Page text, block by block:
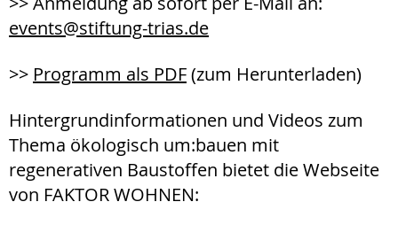
events@stiftung-trias.de
>> Programm als PDF(zum Herunterladen)
Hintergrundinformationen und Videos zum
Thema ökologisch um:bauen mit
regenerativen Baustoffen bietet die Webseite
von FAKTOR WOHNEN: